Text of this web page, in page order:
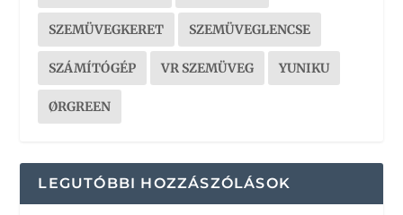
SZEMÜVEGKERET SZEMÜVEGLENCSE
SZÁMÍTÓGÉP VR SZEMÜVEG YUNIKU
ØRGREEN
LEGUTÓBBI HOZZÁSZÓLÁSOK